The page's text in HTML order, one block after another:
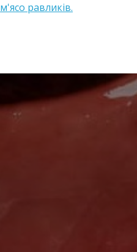
м'ясо равликів.